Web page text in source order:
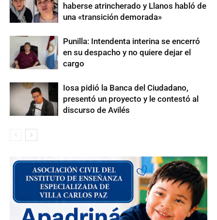
haberse atrincherado y Llanos habló de
una «transición demorada»
Punilla: Intendenta interina se encerró
en su despacho y no quiere dejar el
cargo
Iosa pidió la Banca del Ciudadano,
presentó un proyecto y le contestó al
discurso de Avilés